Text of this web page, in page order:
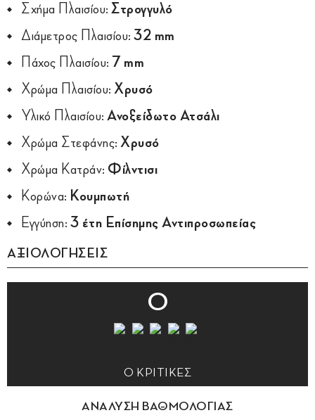
Σχήμα Πλαισίου: Στρογγυλό
Διάμετρος Πλαισίου: 32 mm
Πάχος Πλαισίου: 7 mm
Χρώμα Πλαισίου: Χρυσό
Υλικό Πλαισίου: Ανοξείδωτο Ατσάλι
Χρώμα Στεφάνης: Χρυσό
Χρώμα Κατράν: Φίλντισι
Κορώνα: Κουμπωτή
Εγγύηση: 3 έτη Επίσημης Αντιπροσωπείας
ΑΞΙΟΛΟΓΗΣΕΙΣ
0
0 ΚΡΙΤΙΚΕΣ
ΑΝΑΛΥΣΗ ΒΑΘΜΟΛΟΓΙΑΣ